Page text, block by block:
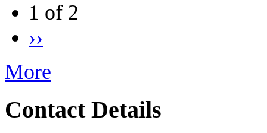
1 of 2
››
More
Contact Details